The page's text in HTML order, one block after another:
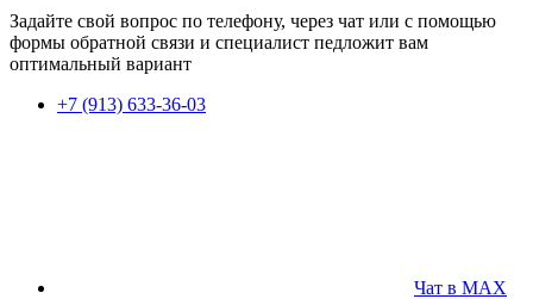
Задайте свой вопрос по телефону, через чат или с помощью
формы обратной связи и специалист педложит вам
оптимальный вариант
+7 (913) 633-36-03
Чат в MAX